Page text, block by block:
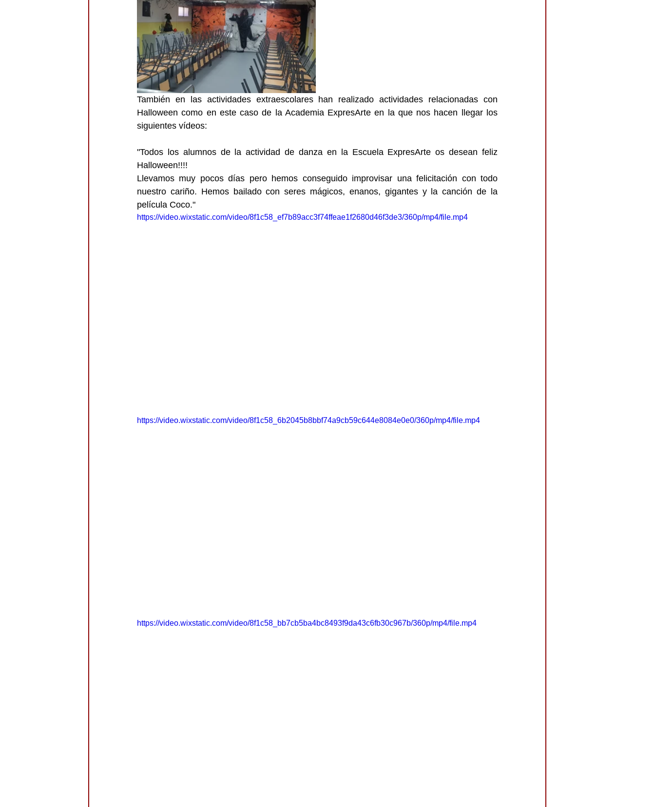
También en las actividades extraescolares han realizado actividades relacionadas con
Halloween como en este caso de la Academia ExpresArte en la que nos hacen llegar los
siguientes vídeos:
"Todos los alumnos de la actividad de danza en la Escuela ExpresArte os desean feliz
Halloween!!!!
Llevamos muy pocos días pero hemos conseguido improvisar una felicitación con todo
nuestro cariño. Hemos bailado con seres mágicos, enanos, gigantes y la canción de la
película Coco."
https://video.wixstatic.com/video/8f1c58_ef7b89acc3f74ffeae1f2680d46f3de3/360p/mp4/file.mp4
https://video.wixstatic.com/video/8f1c58_6b2045b8bbf74a9cb59c644e8084e0e0/360p/mp4/file.mp4
https://video.wixstatic.com/video/8f1c58_bb7cb5ba4bc8493f9da43c6fb30c967b/360p/mp4/file.mp4